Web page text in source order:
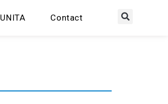
UNITA Contact